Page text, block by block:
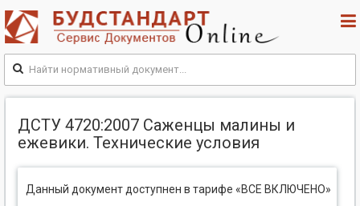
ДСТУ 4720:2007 Саженцы малины и
ежевики. Технические условия
Данный документ доступнен в тарифе «ВСЕ ВКЛЮЧЕНО»